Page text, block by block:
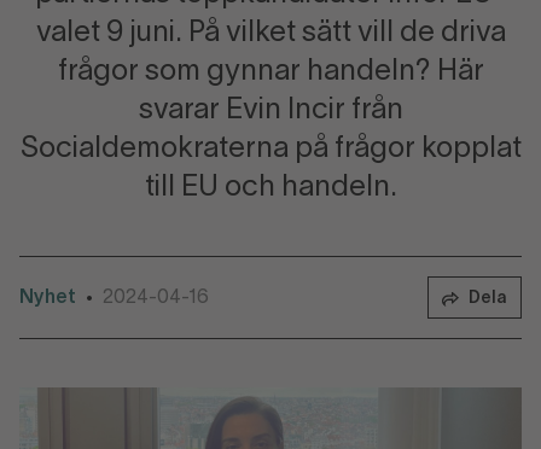
valet 9 juni. På vilket sätt vill de driva
frågor som gynnar handeln? Här
svarar Evin Incir från
Socialdemokraterna på frågor kopplat
till EU och handeln.
Nyhet • 2024-04-16 Dela